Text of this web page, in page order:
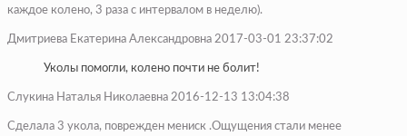
каждое колено, 3 раза с интервалом в неделю).
Дмитриева Екатерина Александровна 2017-03-01 23:37:02
Уколы помогли, колено почти не болит!
Слукина Наталья Николаевна 2016-12-13 13:04:38
Сделала 3 укола, поврежден мениск .Ощущения стали менее